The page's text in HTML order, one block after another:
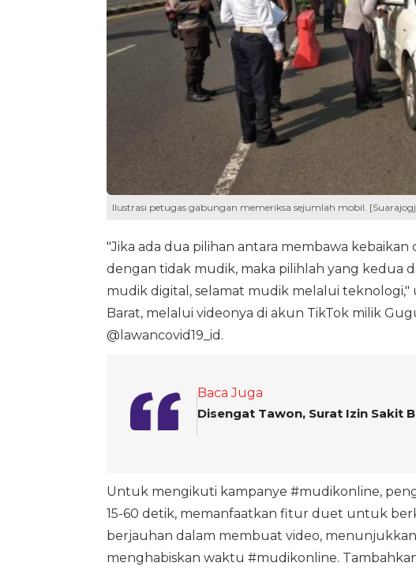
Ilustrasi petugas gabungan memeriksa sejumlah mobil.
"Jika ada dua pilihan antara membawa
dengan tidak mudik, maka pilihlah yang kedua
mudik digital, selamat mudik melalui teknologi,"
Barat, melalui videonya di akun TikTok milik
@lawancovid19_id.
Baca Juga
Disengat Tawon, Surat Izin Sakit
Untuk mengikuti kampanye #mudikonline,
15-60 detik, memanfaatkan fitur duet untuk
berjauhan dalam membuat video,
menghabiskan waktu #mudikonline.